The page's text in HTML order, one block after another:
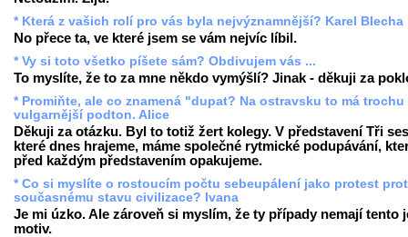
* Která z vašich rolí pro vás byla nejvýznamnější? Karel Blecha
No přece ta, ve které jsem se vám nejvíc líbil.
* Vy si toto všetko píšete sám? Obdivujem vás ...
To myslíte, že to za mne někdo vymýšlí? Jinak - děkuji za
* Promiňte, ale co znamená "dupat? Na ostravsku to má trochu
vulgarnější podton. Alice
Děkuji za otázku. Byl to totiž žert kolegy. V představení Tři
které dnes hrajeme, máme společné rytmické podupávání,
před každým představením opakujeme.
* Co si myslíte o rostoucím počtu sebeupálení jako protest
současnému stavu civilizace? Ivana
Je mi úzko. Ale zároveň si myslím, že ty případy nemají tento
motiv.